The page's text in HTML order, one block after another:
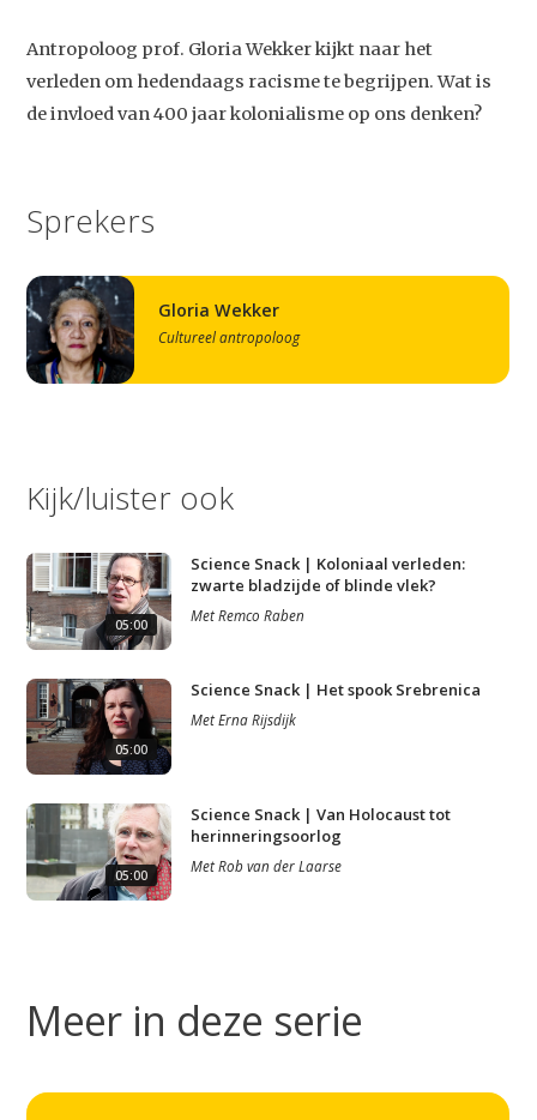
Antropoloog prof. Gloria Wekker kijkt naar het
verleden om hedendaags racisme te begrijpen. Wat is
de invloed van 400 jaar kolonialisme op ons denken?
Sprekers
Gloria Wekker
Cultureel antropoloog
Kijk/luister ook
05:00
Science Snack | Koloniaal verleden:
zwarte bladzijde of blinde vlek?
MetRemco Raben
05:00
Science Snack | Het spook Srebrenica
MetErna Rijsdijk
05:00
Science Snack | Van Holocaust tot
herinneringsoorlog
MetRob van der Laarse
Meer in deze serie